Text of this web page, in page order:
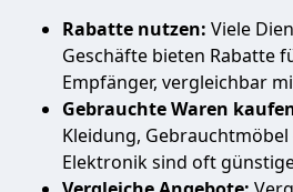
Rabatte nutzen: Viele
Geschäfte bieten Rabatte
Empfänger, vergleichbar
Gebrauchte Waren
Kleidung,
Elektronik sind oft